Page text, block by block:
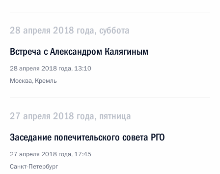
28 апреля 2018 года, суббота
Встреча с Александром Калягиным
28 апреля 2018 года, 13:10
Москва, Кремль
27 апреля 2018 года, пятница
Заседание попечительского совета РГО
27 апреля 2018 года, 17:45
Санкт-Петербург